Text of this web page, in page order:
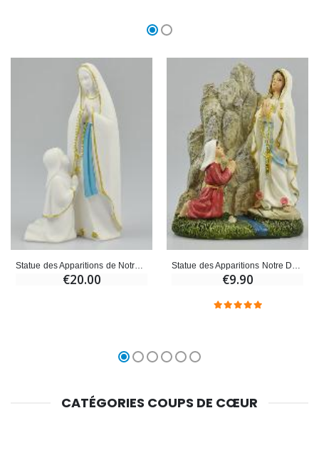
Statue des Apparitions de Notre Dame de Lourdes - 15 cm
€20.00 €9.90
CATÉGORIES COUPS DE CŒUR